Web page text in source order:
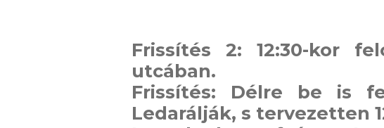
Frissítés 2: 12:30-kor
utcában.
Frissítés: Délre be is
Ledarálják, s tervezetten